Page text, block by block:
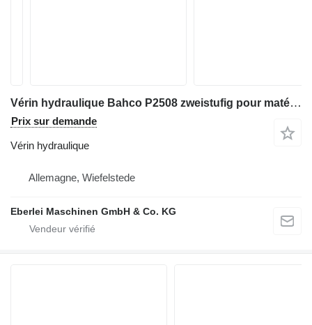
Vérin hydraulique Bahco P2508 zweistufig pour matériel industriel
Prix sur demande
Vérin hydraulique
Allemagne, Wiefelstede
Eberlei Maschinen GmbH & Co. KG